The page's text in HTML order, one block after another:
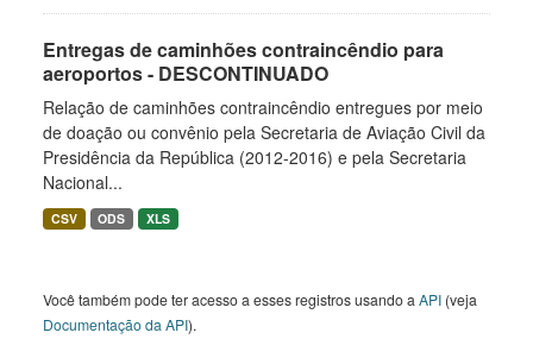
Entregas de caminhões contraincêndio para
aeroportos - DESCONTINUADO
Relação de caminhões contraincêndio entregues por meio
de doação ou convênio pela Secretaria de Aviação Civil da
Presidência da República (2012-2016) e pela Secretaria
Nacional...
CSV ODS XLS
Você também pode ter acesso a esses registros usando a API (veja
Documentação da API).